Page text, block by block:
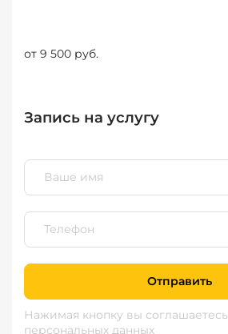
от 9 500 руб.
Запись на услугу
Отправить
Нажимая кнопку вы соглашаетесь
персональных данных